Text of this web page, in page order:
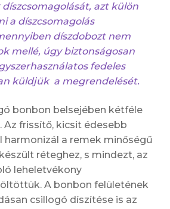
azt külön
a díszcsomagolás
díszdobozt nem
mellé, úgy biztonságosan
fedeles
küldjük a megrendelését.
bonbon belsejében kétféle
frissítő, kicsit édesebb
harmonizál a remek minőségű
réteghez, s mindezt, az
leheletvékony
A bonbon felületének
csillogó díszítése is az